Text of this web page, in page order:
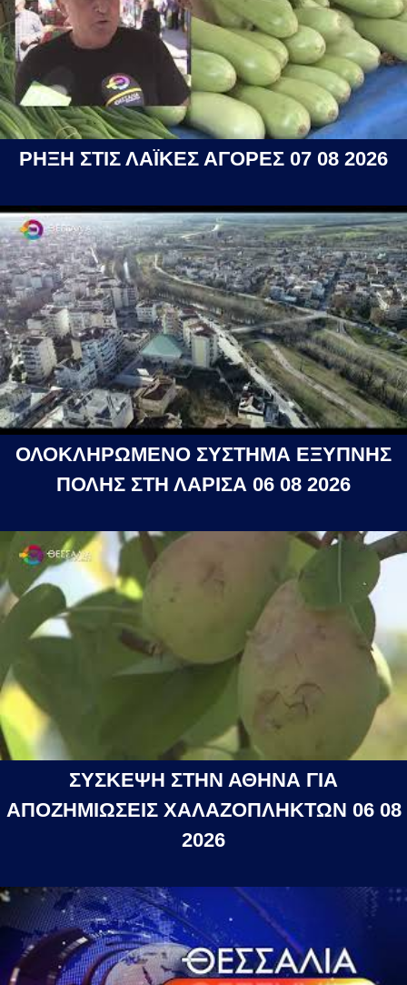
ΡΗΞΗ ΣΤΙΣ ΛΑΪΚΕΣ ΑΓΟΡΕΣ 07 08 2026
ΟΛΟΚΛΗΡΩΜΕΝΟ ΣΥΣΤΗΜΑ ΕΞΥΠΝΗΣ
ΠΟΛΗΣ ΣΤΗ ΛΑΡΙΣΑ 06 08 2026
ΣΥΣΚΕΨΗ ΣΤΗΝ ΑΘΗΝΑ ΓΙΑ
ΑΠΟΖΗΜΙΩΣΕΙΣ ΧΑΛΑΖΟΠΛΗΚΤΩΝ 06 08
2026